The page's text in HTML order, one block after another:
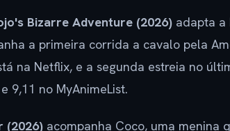
Bizarre Adventure (2026) adapta a
a primeira corrida a cavalo pela
na Netflix, e a segunda estreia no
9,11 no MyAnimeList.
(2026) acompanha Coco, uma menina